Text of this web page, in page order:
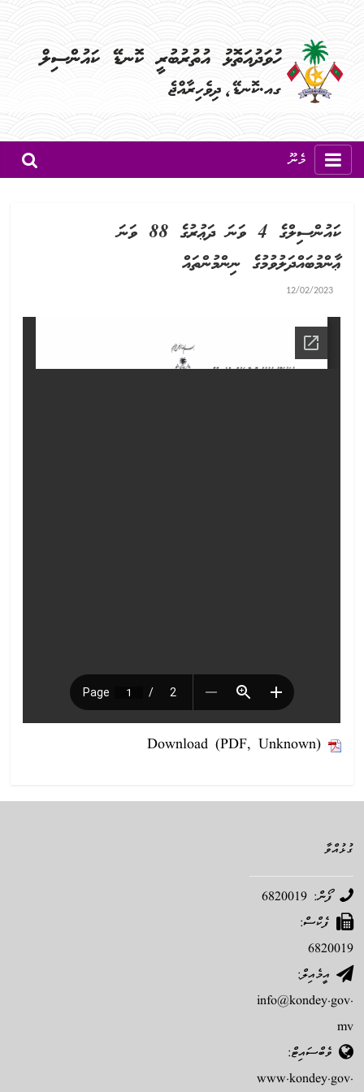
މެނޫ
ކައުންސިލްގެ 4 ވަނަ ދަޢުރުގެ 88 ވަނަ
ޢާންމުބައްދަލުވުމުގެ ނިންމުންތައް
12/02/2023
Download (PDF, Unknown)
ގުޅުއްވާ
ފޯން: 6820019
ފެކްސް:
6820019
އީމެއިލް:
info@kondey.gov.
mv
ވެބްސައިޓް:
www.kondey.gov.